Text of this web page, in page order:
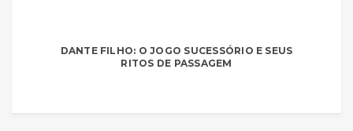
DANTE FILHO: O JOGO SUCESSÓRIO E SEUS
RITOS DE PASSAGEM